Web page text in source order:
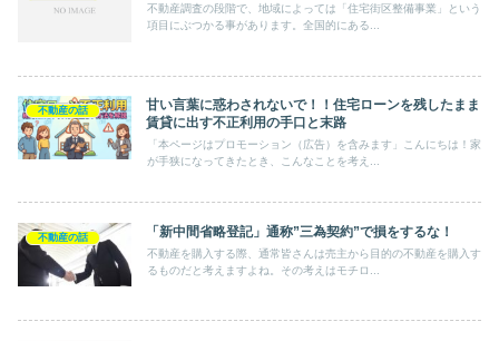
不動産調査の段階で、地域によっては「住宅街区整備事業」という
項目にぶつかる事があります。全国的にある...
不動産の話
甘い言葉に惑わされないで！！住宅ローンを残したまま
賃貸に出す不正利用の手口と末路
「本ページはプロモーション（広告）を含みます」こんにちは！家
が手狭になってきたとき、こんなことを考え...
不動産の話 「新中間省略登記」通称”三為契約”で損をするな！
不動産を購入する際、通常皆さんは売主から目的の不動産を購入す
るものだと考えますよね。その考えはモチロ...